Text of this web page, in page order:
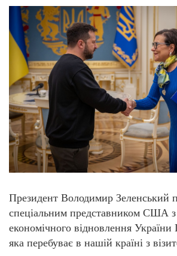
Президент Володимир Зеленський
спеціальним представником США
економічного відновлення
яка перебуває в нашій країні з